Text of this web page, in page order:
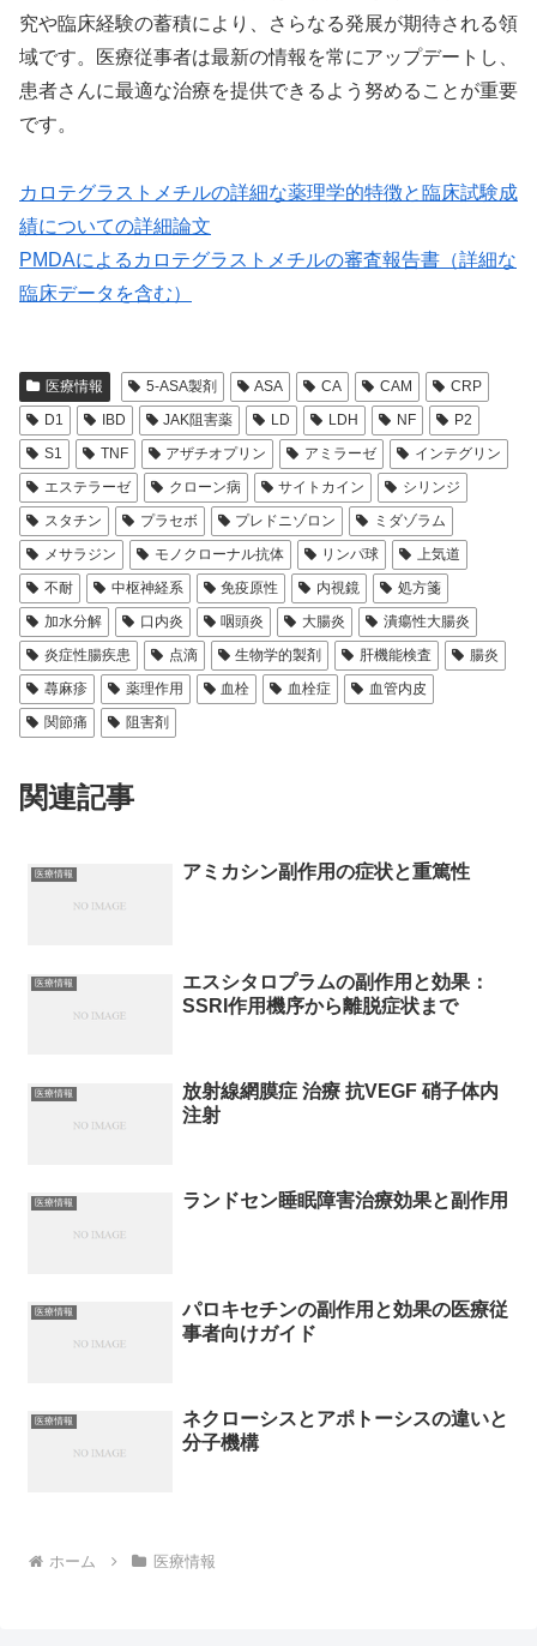
究や臨床経験の蓄積により、さらなる発展が期待される領
域です。医療従事者は最新の情報を常にアップデートし、
患者さんに最適な治療を提供できるよう努めることが重要
です。
カロテグラストメチルの詳細な薬理学的特徴と臨床試験成
績についての詳細論文
PMDAによるカロテグラストメチルの審査報告書（詳細な
臨床データを含む）
医療情報 5-ASA製剤 ASA CA CAM
CRP
D1
IBD JAK阻害薬 LD LDH NF
P2
S1
TNF アザチオプリン アミラーゼ
インテグリン
エステラーゼ
クローン病 サイトカイン
シリンジ
スタチン
プラセボ プレドニゾロン
ミダゾラム
メサラジン
モノクローナル抗体 リンパ球
上気道
不耐
中枢神経系 免疫原性 内視鏡
処方箋
加水分解
口内炎 咽頭炎 大腸炎
潰瘍性大腸炎
炎症性腸疾患
点滴 生物学的製剤 肝機能検査
腸炎
蕁麻疹
薬理作用 血栓 血栓症
血管内皮
関節痛
阻害剤
関連記事
医療情報 アミカシン副作用の症状と重篤性
医療情報
エスシタロプラムの副作用と効果：
SSRI作用機序から離脱症状まで
医療情報
放射線網膜症 治療 抗VEGF 硝子体内
注射
医療情報 ランドセン睡眠障害治療効果と副作用
医療情報
パロキセチンの副作用と効果の医療従
事者向けガイド
医療情報
ネクローシスとアポトーシスの違いと
分子機構
ホーム 医療情報